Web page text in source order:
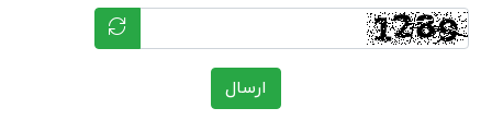
ارسال